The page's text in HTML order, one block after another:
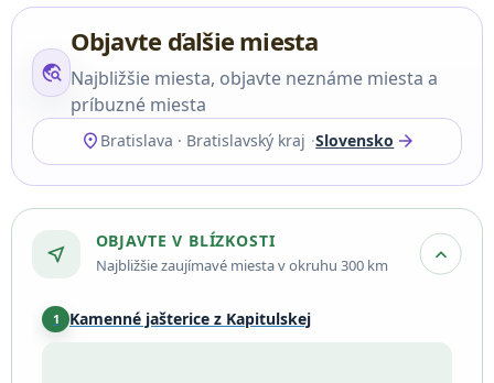
travel_explore
Objavte ďalšie miesta
Najbližšie miesta, objavte neznáme miesta a
príbuzné miesta
location_on Bratislava · Bratislavský kraj Slovensko arrow_forward
near_me
OBJAVTE V BLÍZKOSTI
Najbližšie zaujímavé miesta v okruhu 300 km expand_more
1 Kamenné jašterice z Kapitulskej